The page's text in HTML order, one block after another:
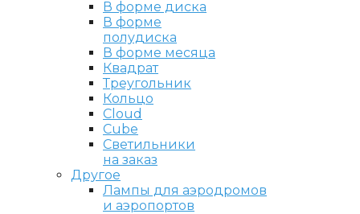
В форме диска
В форме
полудиска
В форме месяца
Квадрат
Треугольник
Кольцо
Cloud
Cube
Светильники
на заказ
Другое
Лампы для аэродромов
и аэропортов